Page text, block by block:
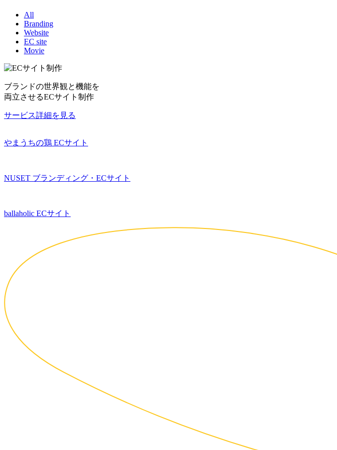
All
Branding
Website
EC site
Movie
ブランドの世界観と機能を
両立させるECサイト制作
サービス詳細を見る
やまうちの鶏 ECサイト
NUSET ブランディング・ECサイト
ballaholic ECサイト